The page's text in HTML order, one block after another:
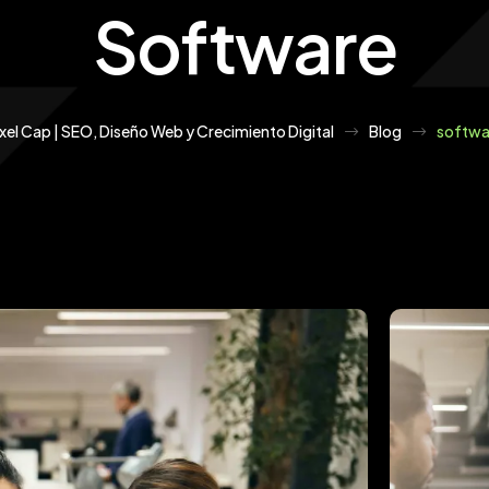
Software
Cap | SEO, Diseño Web y Crecimiento Digital Blog